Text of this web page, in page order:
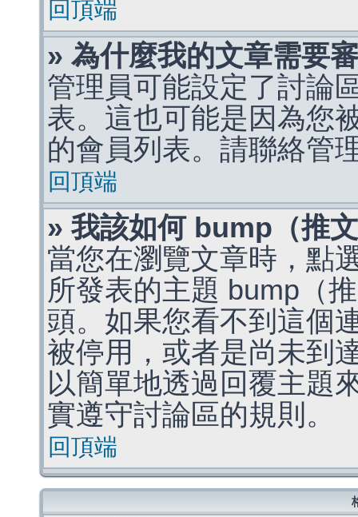
回頂端
» 為什麼我的文章需要
管理員可能設定了討論
表。這也可能是因為您
的會員列表。請聯絡管
回頂端
» 我該如何 bump（推
當您在瀏覽文章時，點
所發表的主題 bump（
頭。如果您看不到這個
被停用，或者是尚未到
以簡單地透過回覆主題
實遵守討論區的規則。
回頂端